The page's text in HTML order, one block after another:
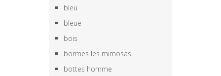
bleu
bleue
bois
bormes les mimosas
bottes homme